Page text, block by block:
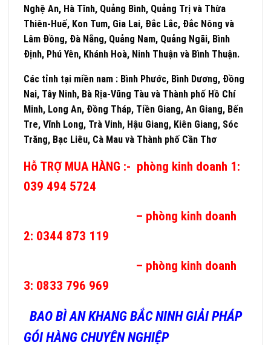
Nghệ An, Hà Tĩnh, Quảng Bình, Quảng Trị và Thừa
Thiên-Huế, Kon Tum, Gia Lai, Đắc Lắc, Đắc Nông và
Lâm Đồng, Đà Nẵng, Quảng Nam, Quảng Ngãi, Bình
Định, Phú Yên, Khánh Hoà, Ninh Thuận và Bình Thuận.
Các tỉnh tại miền nam : Bình Phước, Bình Dương, Đồng
Nai, Tây Ninh, Bà Rịa-Vũng Tàu và Thành phố Hồ Chí
Minh, Long An, Đồng Tháp, Tiền Giang, An Giang, Bến
Tre, Vĩnh Long, Trà Vinh, Hậu Giang, Kiên Giang, Sóc
Trăng, Bạc Liêu, Cà Mau và Thành phố Cần Thơ
Hỗ TRỢ MUA HÀNG :- phòng kinh doanh 1:
039 494 5724
– phòng kinh doanh
2: 0344 873 119
– phòng kinh doanh
3: 0833 796 969
BAO BÌ AN KHANG BẮC NINH GIẢI PHÁP
GÓI HÀNG CHUYÊN NGHIỆP